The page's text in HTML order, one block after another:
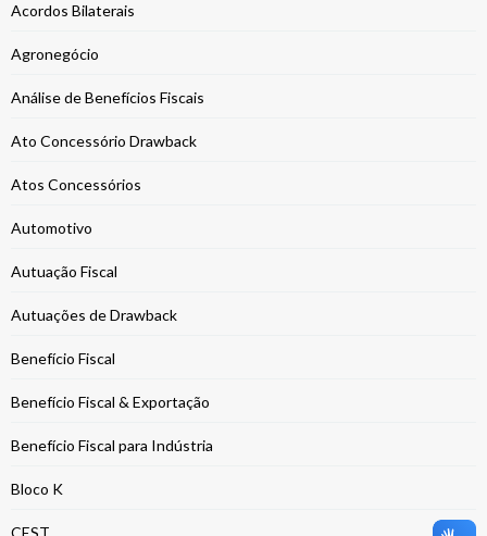
Acordos Bilaterais
Agronegócio
Análise de Benefícios Fiscais
Ato Concessório Drawback
Atos Concessórios
Automotivo
Autuação Fiscal
Autuações de Drawback
Benefício Fiscal
Benefício Fiscal & Exportação
Benefício Fiscal para Indústria
Bloco K
CEST